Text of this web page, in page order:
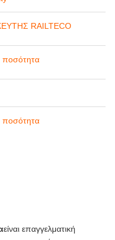
RAILTECO
ποσότητα
ποσότητα
είναι επαγγελματική